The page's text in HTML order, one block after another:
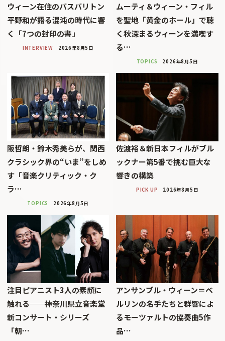
ウィーン在住のバスバリトン
平野和が語る混沌の時代に響
く「7つの封印の書」
INTERVIEW 2026年8月5日
ムーティ＆ウィーン・フィル
を聖地「黄金のホール」で聴
く秋深まるウィーンを満喫す
る…
TOPICS 2026年8月5日
阪哲朗・鈴木秀美らが、関西
クラシック界の“いま”をしめ
す「音楽クリティック・ク
ラ…
TOPICS 2026年8月5日
佐渡裕＆新日本フィルがブル
ックナー第5番で挑む巨大な
響きの構築
PICK UP 2026年8月5日
注目ピアニスト3人の素顔に
触れる──神奈川県立音楽堂
新コンサート・シリーズ
「朝…
アンサンブル・ウィーン＝ベ
ルリンの名手たちと群響によ
るモーツァルトの協奏曲5作
品…